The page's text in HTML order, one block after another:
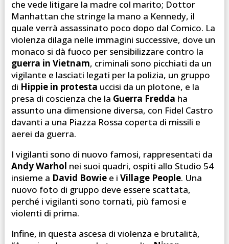
che vede litigare la madre col marito; Dottor
Manhattan che stringe la mano a Kennedy, il
quale verrà assassinato poco dopo dal Comico. La
violenza dilaga nelle immagini successive, dove un
monaco si dà fuoco per sensibilizzare contro la
guerra in Vietnam, criminali sono picchiati da un
vigilante e lasciati legati per la polizia, un gruppo
di Hippie in protesta uccisi da un plotone, e la
presa di coscienza che la Guerra Fredda ha
assunto una dimensione diversa, con Fidel Castro
davanti a una Piazza Rossa coperta di missili e
aerei da guerra.
I vigilanti sono di nuovo famosi, rappresentati da
Andy Warhol nei suoi quadri, ospiti allo Studio 54
insieme a David Bowiee i Village People. Una
nuovo foto di gruppo deve essere scattata,
perché i vigilanti sono tornati, più famosi e
violenti di prima.
Infine, in questa ascesa di violenza e brutalità,